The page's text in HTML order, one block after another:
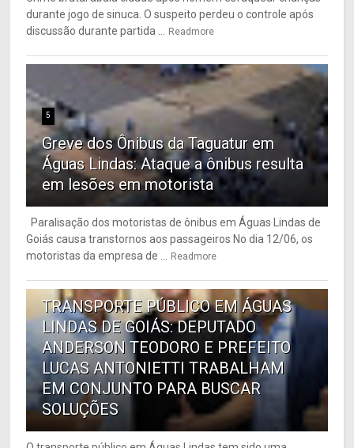
durante jogo de sinuca. O suspeito perdeu o controle após
discussão durante partida ...
Readmore
5
Greve dos Ônibus da Taguatur em
Águas Lindas: Ataque a ônibus resulta
em lesões em motorista
Paralisação dos motoristas de ônibus em Águas Lindas de
Goiás causa transtornos aos passageiros No dia 12/06, os
motoristas da empresa de ...
Readmore
TRANSPORTE PÚBLICO EM ÁGUAS
LINDAS DE GOIÁS: DEPUTADO
ANDERSON TEODORO E PREFEITO
LUCAS ANTONIETTI TRABALHAM
EM CONJUNTO PARA BUSCAR
SOLUÇÕES